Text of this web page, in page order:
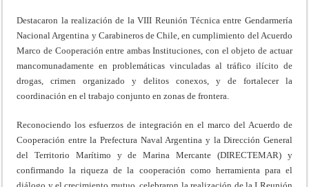
Destacaron la realización de la VIII Reunión Técnica entre Gendarmería
Nacional Argentina y Carabineros de Chile, en cumplimiento del Acuerdo
Marco de Cooperación entre ambas Instituciones, con el objeto de actuar
mancomunadamente en problemáticas vinculadas al tráfico ilícito de
drogas, crimen organizado y delitos conexos, y de fortalecer la
coordinación en el trabajo conjunto en zonas de frontera.
Reconociendo los esfuerzos de integración en el marco del Acuerdo de
Cooperación entre la Prefectura Naval Argentina y la Dirección General
del Territorio Marítimo y de Marina Mercante (DIRECTEMAR) y
confirmando la riqueza de la cooperación como herramienta para el